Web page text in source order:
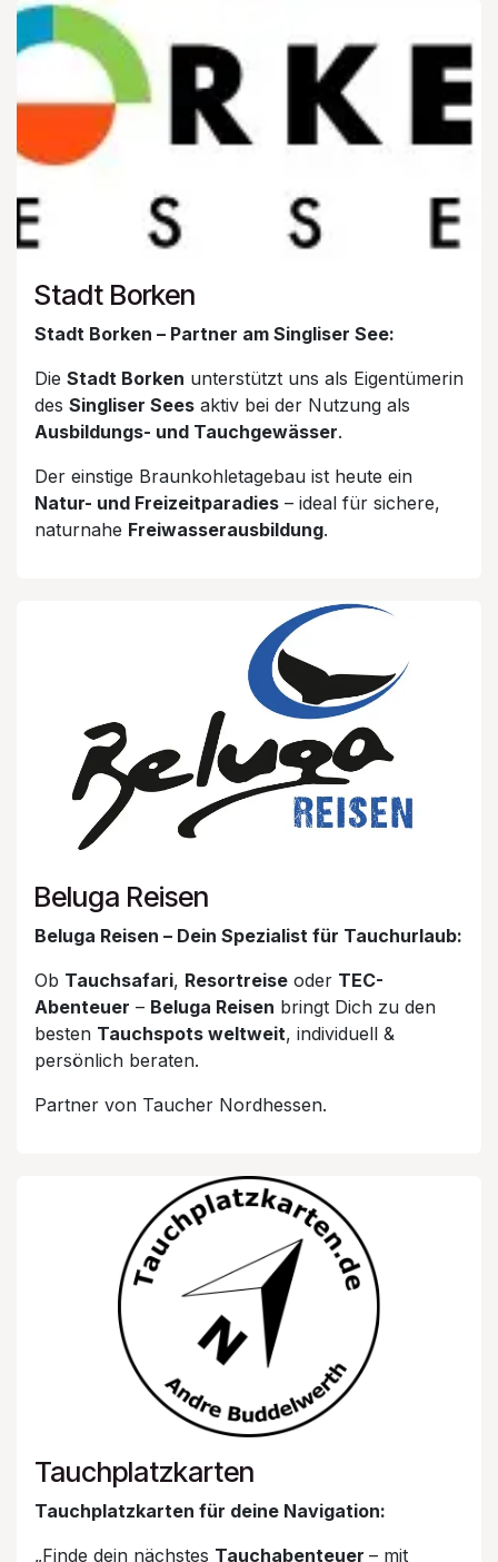
Stadt Borken
Stadt Borken – Partner am Singliser See:
Die Stadt Borken unterstützt uns als Eigentümerin
des Singliser Sees aktiv bei der Nutzung als
Ausbildungs- und Tauchgewässer.
Der einstige Braunkohletagebau ist heute ein
Natur- und Freizeitparadies – ideal für sichere,
naturnahe Freiwasserausbildung.
Beluga Reisen
Beluga Reisen – Dein Spezialist für Tauchurlaub:
Ob Tauchsafari, Resortreise oder TEC-
Abenteuer – Beluga Reisen bringt Dich zu den
besten Tauchspots weltweit, individuell &
persönlich beraten.
Partner von Taucher Nordhessen.
Tauchplatzkarten
Tauchplatzkarten für deine Navigation:
„Finde dein nächstes Tauchabenteuer – mit